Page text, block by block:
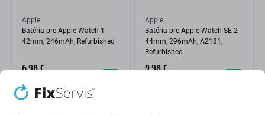
Apple
Batéria pre Apple Watch 1
42mm, 246mAh, Refurbished
6,98 €
Apple
Batéria pre Apple Watch SE 2
44mm, 296mAh, A2181,
Refurbished
9,98 €